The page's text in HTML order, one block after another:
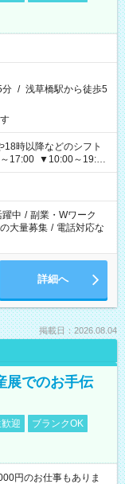
分 / 浅草橋駅から徒歩5
18時以降などのシフト
17:00 ▼10:00～19:00
中 / 副業・Wワーク
大量募集 / 電話対応な
詳細へ
掲載日：2026.08.04
展でのお手伝
迎
ブランクOK
円のお仕事もありま